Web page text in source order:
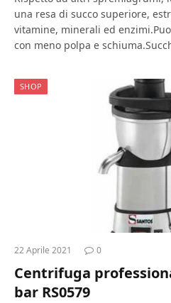
una resa di succo superiore,
vitamine, minerali ed
con meno polpa e
SHOP
22 Aprile 2021 0
Centrifuga
bar RS0579